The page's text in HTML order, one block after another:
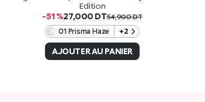
Edition
-51 %27,000 DT54,900DT
01 Prisma Haze +2
AJOUTER AU PANIER